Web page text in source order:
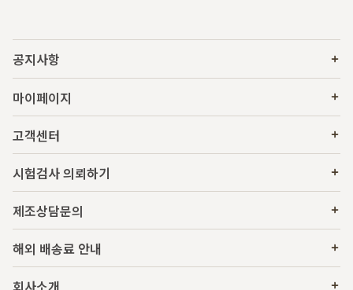
공지사항
마이페이지
고객센터
시험검사 의뢰하기
제조상담문의
해외 배송료 안내